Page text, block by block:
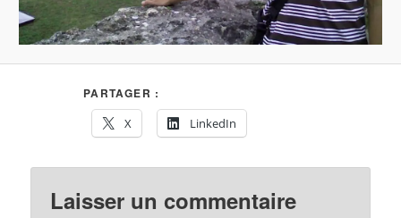
PARTAGER :
X
LinkedIn
Laisser un commentaire